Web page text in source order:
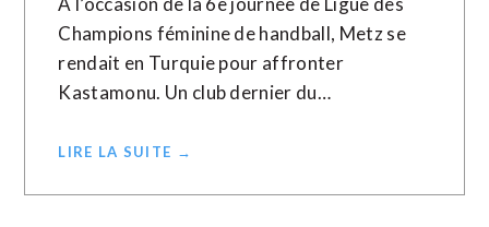
Champions féminine de handball, Metz se
rendait en Turquie pour affronter
Kastamonu. Un club dernier du…
LIRE LA SUITE →